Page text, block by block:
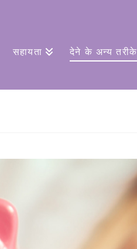
सहायता देने के अन्य तरीके